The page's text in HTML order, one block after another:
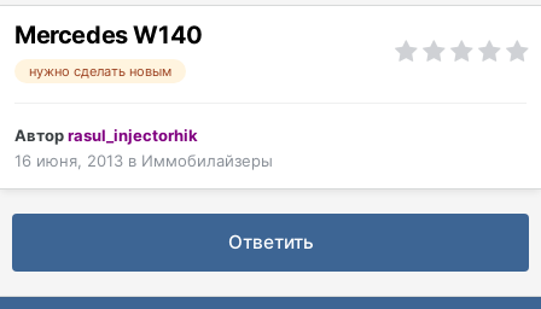
Mercedes W140
нужно сделать новым
Авторrasul_injectorhik
16 июня, 2013 в Иммобилайзеры
Ответить